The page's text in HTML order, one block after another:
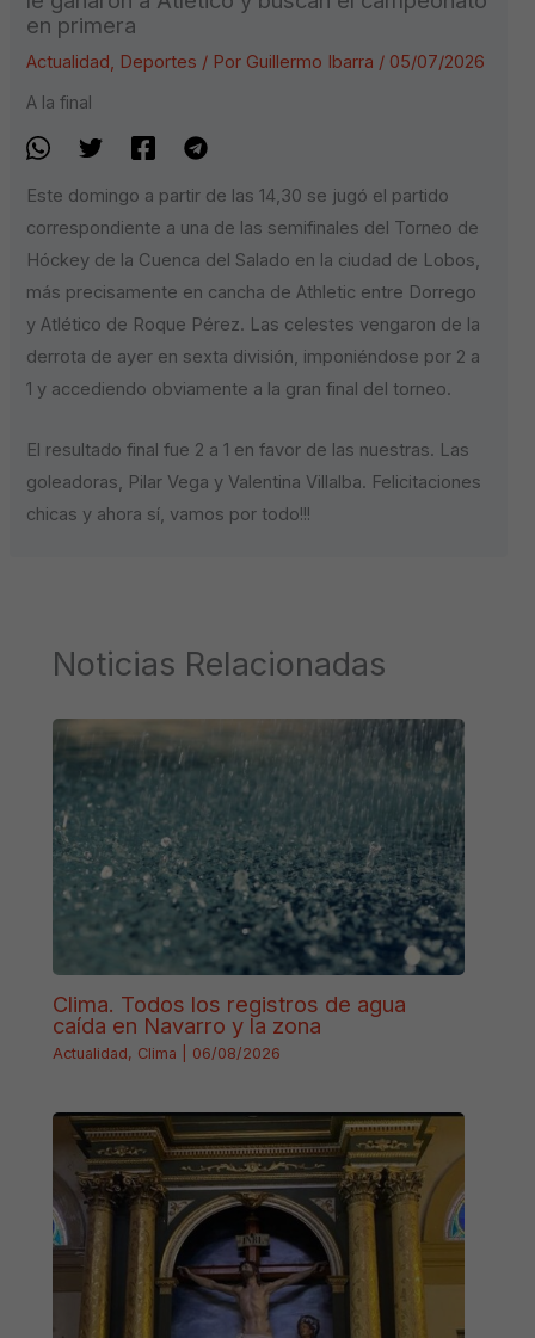
en primera
Actualidad, Deportes / Por Guillermo Ibarra / 05/07/2026
A la final
Este domingo a partir de las 14,30 se jugó el partido
correspondiente a una de las semifinales del Torneo de
Hóckey de la Cuenca del Salado en la ciudad de Lobos,
más precisamente en cancha de Athletic entre Dorrego
y Atlético de Roque Pérez. Las celestes vengaron de la
derrota de ayer en sexta división, imponiéndose por 2 a
1 y accediendo obviamente a la gran final del torneo.
El resultado final fue 2 a 1 en favor de las nuestras. Las
goleadoras, Pilar Vega y Valentina Villalba. Felicitaciones
chicas y ahora sí, vamos por todo!!!
Noticias Relacionadas
Clima. Todos los registros de agua
caída en Navarro y la zona
Actualidad, Clima 06/08/2026